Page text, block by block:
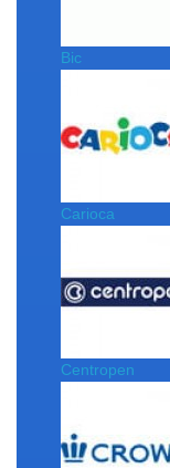
Bic
Carioca
Centropen